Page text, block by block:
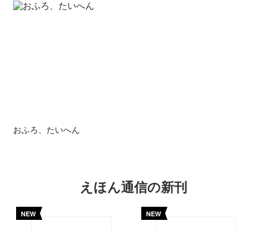
おふろ、たいへん
えほん通信の新刊
NEW NEW